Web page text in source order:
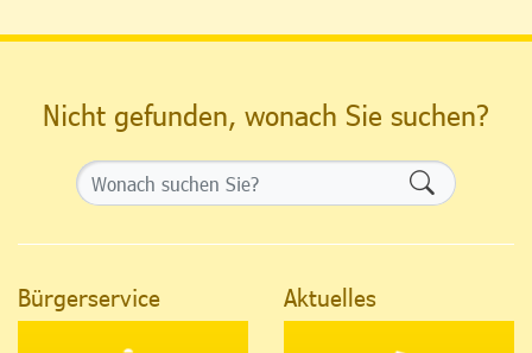
Nicht gefunden, wonach Sie suchen?
Bürgerservice Aktuelles